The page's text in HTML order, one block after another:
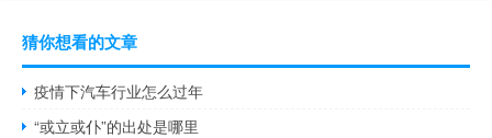
猜你想看的文章
疫情下汽车行业怎么过年
“或立或仆”的出处是哪里